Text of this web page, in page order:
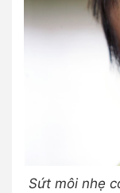
Sứt môi nhẹ